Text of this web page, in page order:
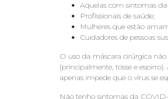
Aquelas com sintomas
Profissionais de saúde;
Mulheres que estão
Cuidadores de pessoas
O uso da máscara cirúrgica
(principalmente, tosse e
apenas impede que o vírus se
Não tenho sintomas da